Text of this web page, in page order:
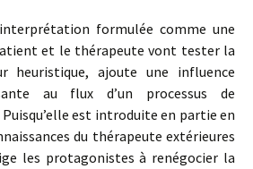
formulée comme une
et le thérapeute vont tester la
heuristique, ajoute une influence
au flux d’un processus de
est introduite en partie en
du thérapeute extérieures
les protagonistes à renégocier la